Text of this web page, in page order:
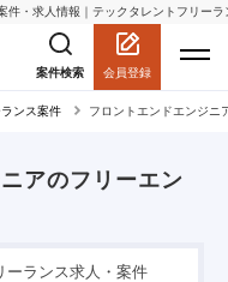
件・求人情報｜テックタレントフリーラ
案件検索 会員登録
ンス案件 フロントエンドエンジニ
アのフリーエン
ーランス求人・案件